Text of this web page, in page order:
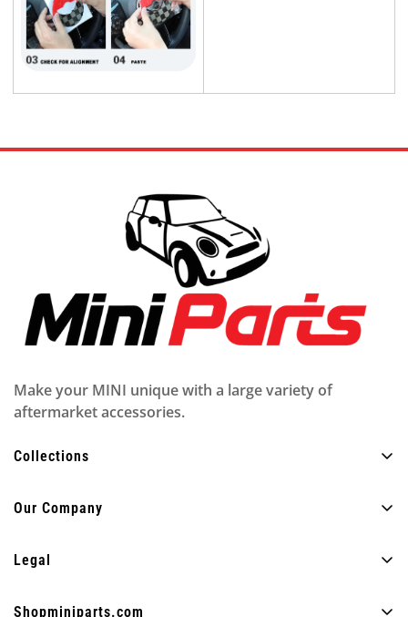
Make your MINI unique with a large variety of
aftermarket accessories.
Collections
Innere
Our Company
FAQ
Blog
Legal
Shopminiparts.com